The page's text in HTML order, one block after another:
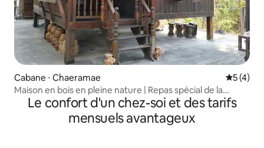
Cabane ⋅ Chaeramae
5 (4)
Maison en bois en pleine nature | Repas spécial de la
cuisine communautaire
Le confort d'un chez-soi et des tarifs
mensuels avantageux